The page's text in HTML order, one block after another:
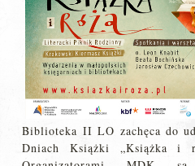
Biblioteka II LO zachęca do
Dniach Książki „Książka i